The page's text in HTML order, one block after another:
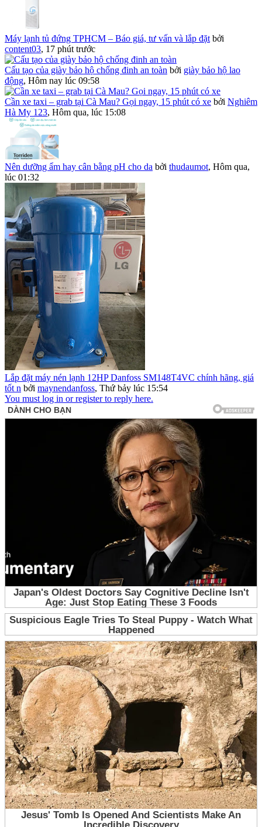
Máy lạnh tủ đứng TPHCM – Báo giá, tư vấn và lắp đặt bởi
content03, 17 phút trước
Cấu tạo của giày bảo hộ chống đinh an toàn bởi giày bảo hộ lao
động, Hôm nay lúc 09:58
Cần xe taxi – grab tại Cà Mau? Gọi ngay, 15 phút có xe bởi Nghiêm
Hà My 123, Hôm qua, lúc 15:08
Nên dưỡng ẩm hay cân bằng pH cho da bởi thudaumot, Hôm qua,
lúc 01:32
Lắp đặt máy nén lạnh 12HP Danfoss SM148T4VC chính hãng, giá
tốt n bởi maynendanfoss, Thứ bảy lúc 15:54
You must log in or register to reply here.